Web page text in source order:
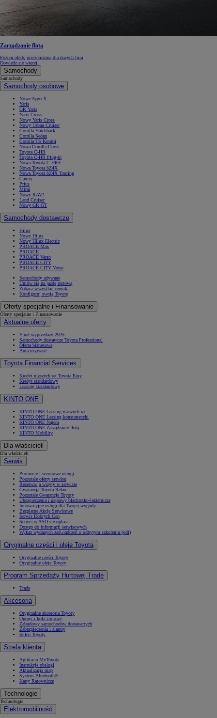
Zarządzanie flotą
Poznaj ofertę przeznaczoną dla dużych firm
Dowiedz się więcej
Samochody
Samochody
Samochody osobowe
Nowe Aygo X
Yaris
GR Yaris
Yaris Cross
Nowy Yaris Cross
Nowy Urban Cruiser
Corolla Hatchback
Corolla Sedan
Corolla TS Kombi
Nowa Corolla Cross
Toyota C-HR
Toyota C-HR Plug-in
Nowa Toyota C-HR+
Nowa Toyota bZ4X
Nowa Toyota bZ4X Touring
Camry
Prius
Mirai
Nowy RAV4
Land Cruiser
Nowy GR GT
Samochody dostawcze
Hilux
Nowy Hilux
Nowy Hilux Electric
PROACE Max
PROACE
PROACE Verso
PROACE CITY
PROACE CITY Verso
Samochody używane
Umów się na jazdę testową
Zobacz wszystkie cenniki
Konfiguruj swoją Toyotę
Oferty specjalne i Finansowanie
Oferty specjalne i Finansowanie
Aktualne oferty
Finał wyprzedaży 2025
Samochody dostawcze Toyota Professional
Oferta biznesowa
Auta używane
Toyota Financial Services
Kredyt niższych rat Toyota Easy
Kredyt standardowy
Leasing standardowy
KINTO ONE
KINTO ONE Leasing niższych rat
KINTO ONE Leasing konsumencki
KINTO ONE Najem
KINTO ONE Zarządzanie flotą
KINTO Mobility
Dla właścicieli
Dla właścicieli
Serwis
Promocje i sezonowe usługi
Pozostałe oferty serwisu
Rezerwacja wizyty w serwisie
Gwarancja Toyota Relax
Pozostałe Gwarancje Toyoty
Ubezpieczenia i naprawy blacharsko-lakiernicze
Innowacyjne usługi dla Twojej wygody
Bezpłatne Akcje Serwisowe
Serwis Dobrych Cen
Serwis w ASO się opłaca
Dostęp do informacji serwisowych
Wykaz wydanych zaświadczeń o odbytym szkoleniu (pdf)
Oryginalne części i oleje Toyota
Oryginalne części Toyoty
Oryginalne oleje Toyoty
Program Sprzedaży Hurtowej Trade
Trade
Akcesoria
Oryginalne akcesoria Toyoty
Opony i koła zimowe
Zabudowy samochodów dostawczych
Zabezpieczenia i alarmy
Sklep Toyoty
Strefa klienta
Aplikacja MyToyota
Instrukcje obsługi
Aktualizacja map
System Bluetooth®
Karty Ratownicze
Technologie
Technologie
Elektromobilność